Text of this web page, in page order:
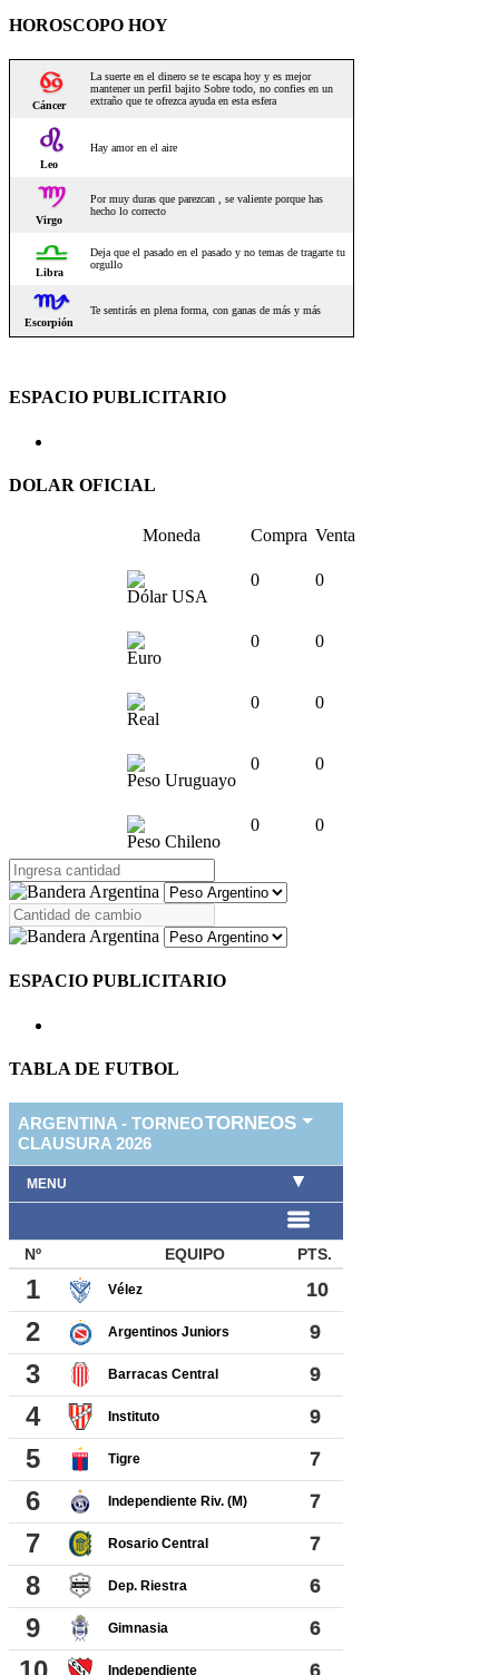
HOROSCOPO HOY
ESPACIO PUBLICITARIO
DOLAR OFICIAL
Moneda Compra Venta
Dólar USA
0 0
Euro
0 0
Real
0 0
Peso Uruguayo
0 0
Peso Chileno
0 0
ESPACIO PUBLICITARIO
TABLA DE FUTBOL